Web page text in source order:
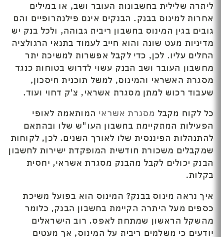
ליתרה שלילית בחשבונות העובר ושב, או במילים
אחרות למינוס בבנק. הבנקים אינם פילנתרופיים והם
גובים בגין המינוס בחשבון ריבית גבוהה, ולכל בנק יש
מדיניות מעט שונה והוא חייב לעמוד בתנאי הרגולציה
החלים עליו. לכן, כדי לקבל אפשרות למשיכת יתר
מחשבון העובר ושב הבנק עשוי לדרוש בטוחות כנגד
מסגרת האשראי והמינוס, למשל תוכנית חיסכון,
שעבוד רכוש למתן מסגרת אשראי, צ'ק דחוי ועוד.
כל לקוח מקבל מסגרת אשראי המותאמת לאופי
הפעילות המתקיימת בחשבון העו"ש שלו ובהתאם
להתנהלות הפיננסית שלו לאורך השנים. לכן, לקוחות
שמקבלים משכורת חודשית המופקדת ישירות לחשבון
הבנק יכולים לקבל מהבנק מסגרת אשראי, יחסית
בקלות.
איך נראה מינוס בבנק? המינוס הוא בפועל משיכת
כספים מעל היתרה הקיימת בחשבון הבנק, כלומר
מהשקל הראשון שמתחת לאפס. רוב הישראלים
יודעים כי משלמים ריבית על המינוס, אך מעטים